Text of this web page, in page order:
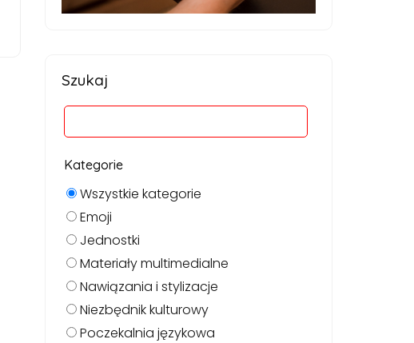
Szukaj
Kategorie
Wszystkie kategorie
Emoji
Jednostki
Materiały multimedialne
Nawiązania i stylizacje
Niezbędnik kulturowy
Poczekalnia językowa